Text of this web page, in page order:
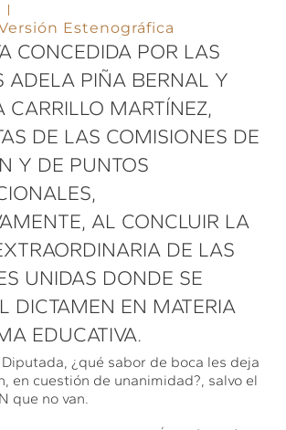
Estenográfica
CONCEDIDA POR LAS
ADELA PIÑA BERNAL Y
CARRILLO MARTÍNEZ,
DE LAS COMISIONES DE
Y DE PUNTOS
AL CONCLUIR LA
DE LAS
UNIDAS DONDE SE
DICTAMEN EN MATERIA
EDUCATIVA.
Diputada, ¿qué sabor de boca les deja
en cuestión de unanimidad?, salvo el
que no van.